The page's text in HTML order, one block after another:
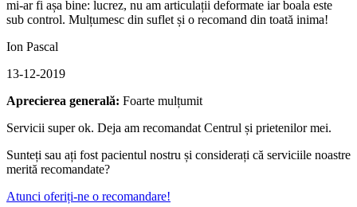
mi-ar fi așa bine: lucrez, nu am articulații deformate iar boala este
sub control. Mulțumesc din suflet și o recomand din toată inima!
Ion Pascal
13-12-2019
Aprecierea generală: Foarte mulțumit
Servicii super ok. Deja am recomandat Centrul și prietenilor mei.
Sunteți sau ați fost pacientul nostru și considerați că serviciile noastre
merită recomandate?
Atunci oferiți-ne o recomandare!